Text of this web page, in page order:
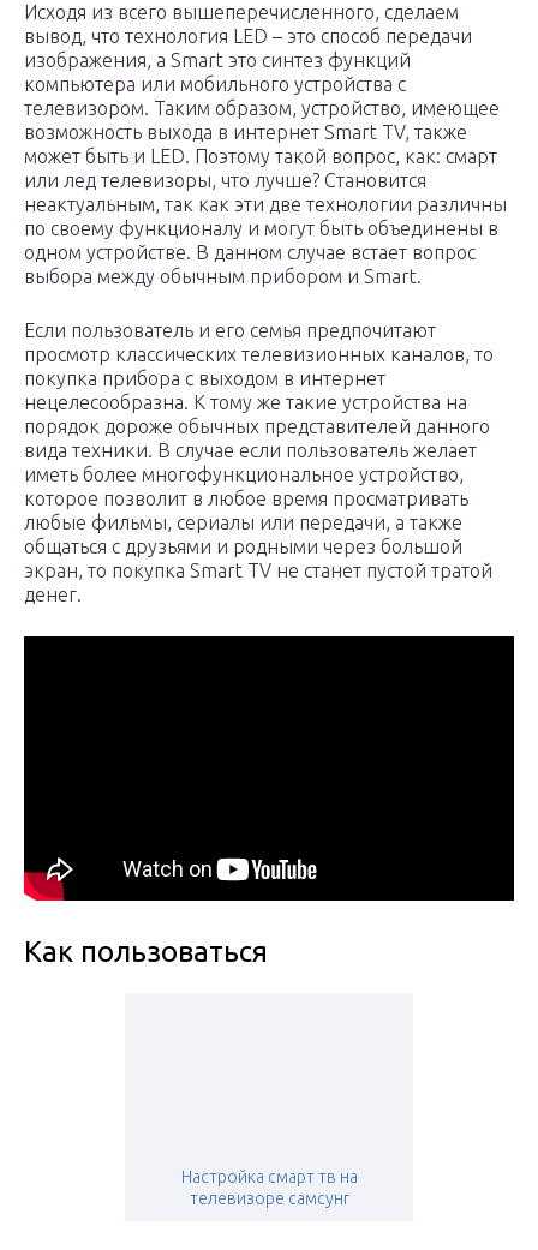
Исходя из всего вышеперечисленного, сделаем
вывод, что технология LED – это способ передачи
изображения, а Smart это синтез функций
компьютера или мобильного устройства с
телевизором. Таким образом, устройство, имеющее
возможность выхода в интернет Smart TV, также
может быть и LED. Поэтому такой вопрос, как: смарт
или лед телевизоры, что лучше? Становится
неактуальным, так как эти две технологии различны
по своему функционалу и могут быть объединены в
одном устройстве. В данном случае встает вопрос
выбора между обычным прибором и Smart.
Если пользователь и его семья предпочитают
просмотр классических телевизионных каналов, то
покупка прибора с выходом в интернет
нецелесообразна. К тому же такие устройства на
порядок дороже обычных представителей данного
вида техники. В случае если пользователь желает
иметь более многофункциональное устройство,
которое позволит в любое время просматривать
любые фильмы, сериалы или передачи, а также
общаться с друзьями и родными через большой
экран, то покупка Smart TV не станет пустой тратой
денег.
Как пользоваться
Настройка смарт тв на
телевизоре самсунг